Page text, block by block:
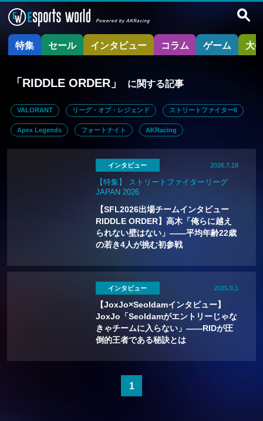
特集 セール インタビュー コラム ゲーム 大
「RIDDLE ORDER」 に関する記事
VALORANT リーグ・オブ・レジェンド ストリートファイター6
Apex Legends フォートナイト AKRacing
インタビュー 2026.7.18
【特集】 ストリートファイターリーグ
JAPAN 2026
【SFL2026出場チームインタビュー
RIDDLE ORDER】高木「俺らに越え
られない壁はない」——平均年齢22歳
の若き4人が挑む初参戦
インタビュー 2025.9.1
【JoxJo×Seoldamインタビュー】
JoxJo「Seoldamがエントリーじゃな
きゃチームに入らない」——RIDが圧
倒的王者である秘訣とは
1